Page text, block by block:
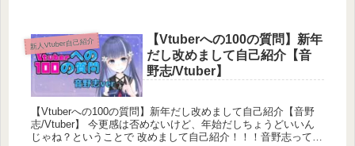
新人Vtuber自己紹介
【Vtuberへの100の質問】新年
だし改めまして自己紹介【音
野志/Vtuber】
【Vtuberへの100の質問】新年だし改めまして自己紹介【音野
志/Vtuber】 今更感は否めないけど、年始だしちょうどいいん
じゃね？ということで 改めまして自己紹介！！！音野志ってこ